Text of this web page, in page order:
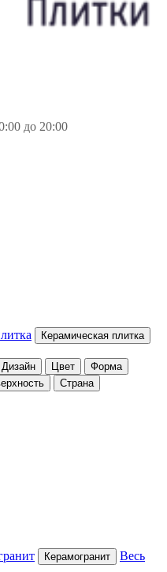
до 20:00
Керамическая плитка
Дизайн Цвет
Форма
Страна
Керамогранит
Весь